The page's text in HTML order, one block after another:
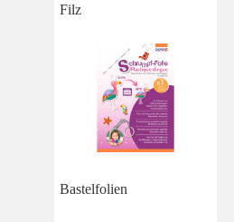
Filz
Bastelfolien